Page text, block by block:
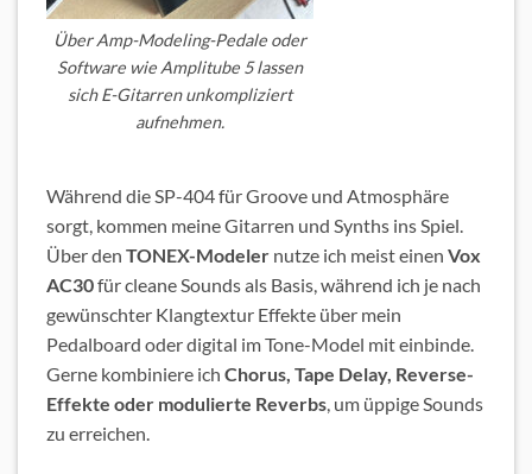
Über Amp-Modeling-Pedale oder
Software wie Amplitube 5 lassen
sich E-Gitarren unkompliziert
aufnehmen.
Während die SP-404 für Groove und Atmosphäre
sorgt, kommen meine Gitarren und Synths ins Spiel.
Über den TONEX-Modeler nutze ich meist einen Vox
AC30für cleane Sounds als Basis, während ich je nach
gewünschter Klangtextur Effekte über mein
Pedalboard oder digital im Tone-Model mit einbinde.
Gerne kombiniere ich Chorus, Tape Delay, Reverse-
Effekte oder modulierte Reverbs , um üppige Sounds
zu erreichen.